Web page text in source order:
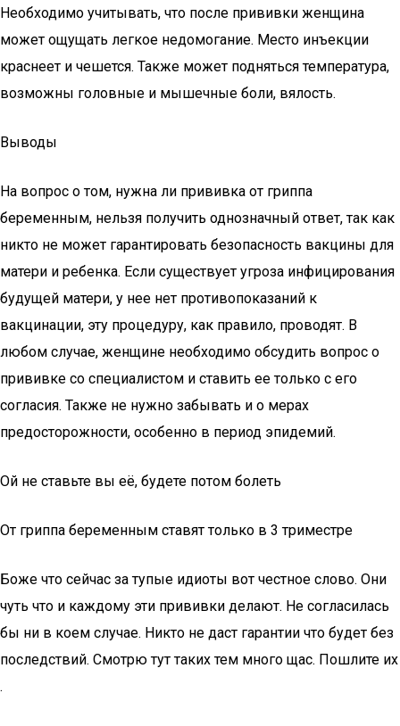
Необходимо учитывать, что после прививки женщина
может ощущать легкое недомогание. Место инъекции
краснеет и чешется. Также может подняться температура,
возможны головные и мышечные боли, вялость.
Выводы
На вопрос о том, нужна ли прививка от гриппа
беременным, нельзя получить однозначный ответ, так как
никто не может гарантировать безопасность вакцины для
матери и ребенка. Если существует угроза инфицирования
будущей матери, у нее нет противопоказаний к
вакцинации, эту процедуру, как правило, проводят. В
любом случае, женщине необходимо обсудить вопрос о
прививке со специалистом и ставить ее только с его
согласия. Также не нужно забывать и о мерах
предосторожности, особенно в период эпидемий.
Ой не ставьте вы её, будете потом болеть
От гриппа беременным ставят только в 3 триместре
Боже что сейчас за тупые идиоты вот честное слово. Они
чуть что и каждому эти прививки делают. Не согласилась
бы ни в коем случае. Никто не даст гарантии что будет без
последствий. Смотрю тут таких тем много щас. Пошлите их
.